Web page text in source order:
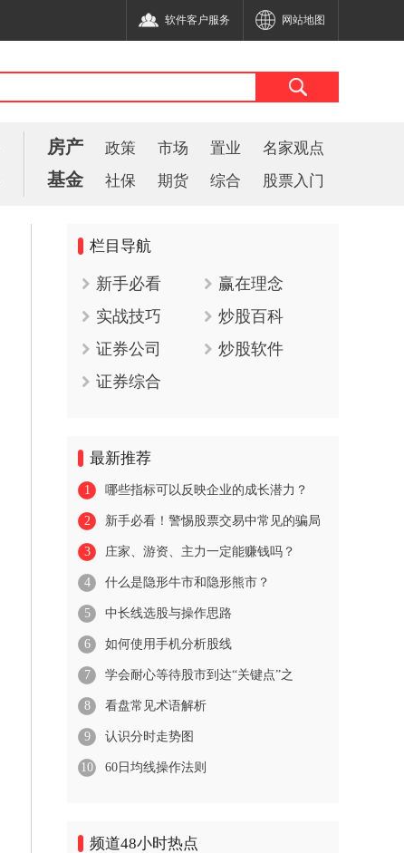
软件客户服务 网站地图
房产 政策 市场 置业 名家观点
基金 社保 期货 综合 股票入门
栏目导航
新手必看
赢在理念
实战技巧
炒股百科
证券公司
炒股软件
证券综合
最新推荐
1 哪些指标可以反映企业的成长潜力？
2 新手必看！警惕股票交易中常见的骗局
3 庄家、游资、主力一定能赚钱吗？
4 什么是隐形牛市和隐形熊市？
5 中长线选股与操作思路
6 如何使用手机分析股线
7 学会耐心等待股市到达“关键点”之
8 看盘常见术语解析
9 认识分时走势图
10 60日均线操作法则
频道48小时热点